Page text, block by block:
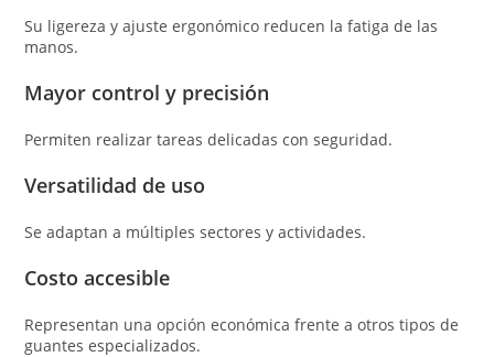
Su ligereza y ajuste ergonómico reducen la fatiga de las
manos.
Mayor control y precisión
Permiten realizar tareas delicadas con seguridad.
Versatilidad de uso
Se adaptan a múltiples sectores y actividades.
Costo accesible
Representan una opción económica frente a otros tipos de
guantes especializados.